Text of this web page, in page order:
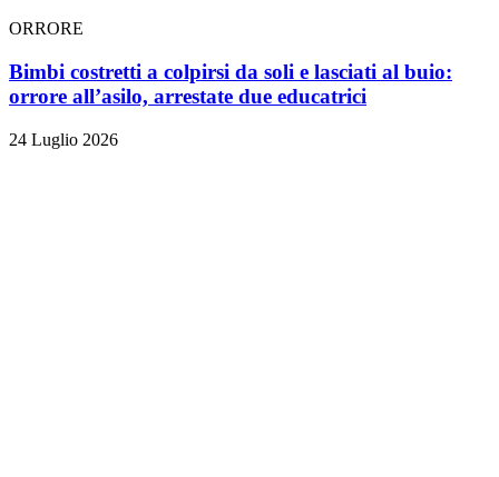
ORRORE
Bimbi costretti a colpirsi da soli e lasciati al buio:
orrore all’asilo, arrestate due educatrici
24 Luglio 2026